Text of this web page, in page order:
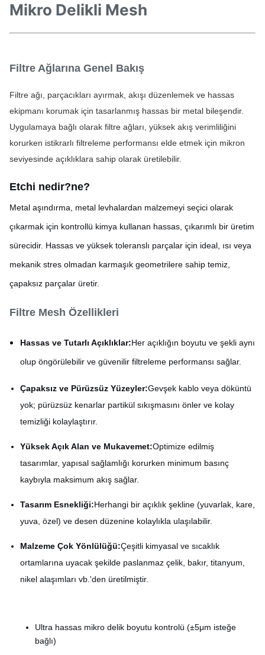
Mikro Delikli Mesh
Filtre Ağlarına Genel Bakış
Filtre ağı, parçacıkları ayırmak, akışı düzenlemek ve hassas
ekipmanı korumak için tasarlanmış hassas bir metal bileşendir.
Uygulamaya bağlı olarak filtre ağları, yüksek akış verimliliğini
korurken istikrarlı filtreleme performansı elde etmek için mikron
seviyesinde açıklıklara sahip olarak üretilebilir.
Etchi nedir?ne?
Metal aşındırma, metal levhalardan malzemeyi seçici olarak
çıkarmak için kontrollü kimya kullanan hassas, çıkarımlı bir üretim
sürecidir. Hassas ve yüksek toleranslı parçalar için ideal, ısı veya
mekanik stres olmadan karmaşık geometrilere sahip temiz,
çapaksız parçalar üretir.
Filtre Mesh Özellikleri
Hassas ve Tutarlı Açıklıklar:Her açıklığın boyutu ve şekli aynı
olup öngörülebilir ve güvenilir filtreleme performansı sağlar.
Çapaksız ve Pürüzsüz Yüzeyler:Gevşek kablo veya döküntü
yok; pürüzsüz kenarlar partikül sıkışmasını önler ve kolay
temizliği kolaylaştırır.
Yüksek Açık Alan ve Mukavemet:Optimize edilmiş
tasarımlar, yapısal sağlamlığı korurken minimum basınç
kaybıyla maksimum akış sağlar.
Tasarım Esnekliği:Herhangi bir açıklık şekline (yuvarlak, kare,
yuva, özel) ve desen düzenine kolaylıkla ulaşılabilir.
Malzeme Çok Yönlülüğü:Çeşitli kimyasal ve sıcaklık
ortamlarına uyacak şekilde paslanmaz çelik, bakır, titanyum,
nikel alaşımları vb.'den üretilmiştir.
Ultra hassas mikro delik boyutu kontrolü (±5μm isteğe
bağlı)